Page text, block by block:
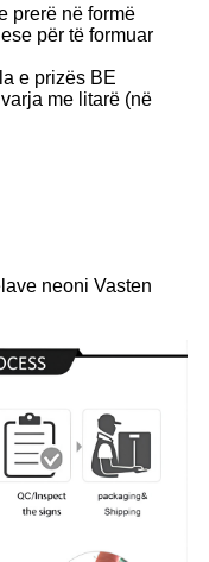
prerë në formë
për të formuar
e prizës BE
me litarë (në
neoni Vasten